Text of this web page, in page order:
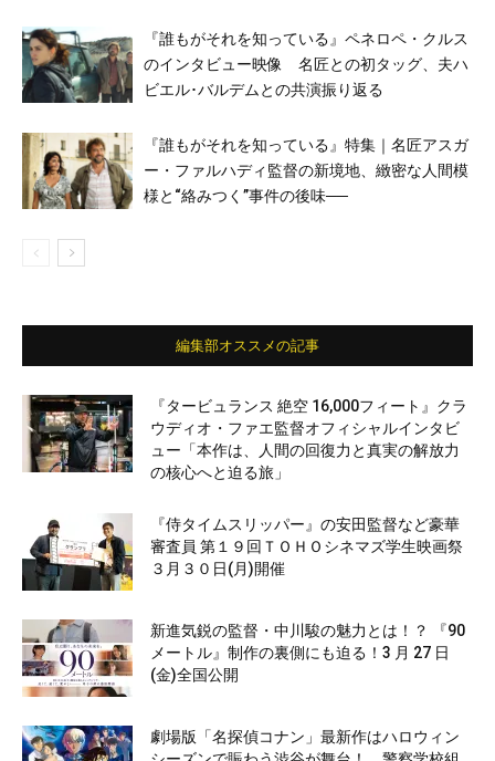
『誰もがそれを知っている』ペネロペ・クルス
のインタビュー映像 名匠との初タッグ、夫ハ
ビエル･バルデムとの共演振り返る
『誰もがそれを知っている』特集｜名匠アスガ
ー・ファルハディ監督の新境地、緻密な人間模
様と“絡みつく”事件の後味──
編集部オススメの記事
『タービュランス 絶空 16,000フィート』クラ
ウディオ・ファエ監督オフィシャルインタビ
ュー「本作は、人間の回復力と真実の解放力
の核心へと迫る旅」
『侍タイムスリッパー』の安田監督など豪華
審査員 第１９回ＴＯＨＯシネマズ学生映画祭
３月３０日(月)開催
新進気鋭の監督・中川駿の魅力とは！？ 『90
メートル』制作の裏側にも迫る！3 月 27 日
(金)全国公開
劇場版「名探偵コナン」最新作はハロウィン